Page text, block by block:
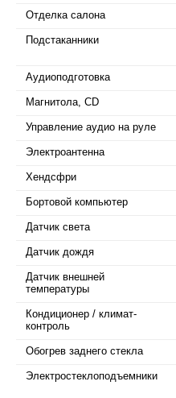
Отделка салона
Подстаканники
Аудиоподготовка
Магнитола, CD
Управление аудио на руле
Электроантенна
Хендсфри
Бортовой компьютер
Датчик света
Датчик дождя
Датчик внешней
температуры
Кондиционер / климат-
контроль
Обогрев заднего стекла
Электростеклоподъемники